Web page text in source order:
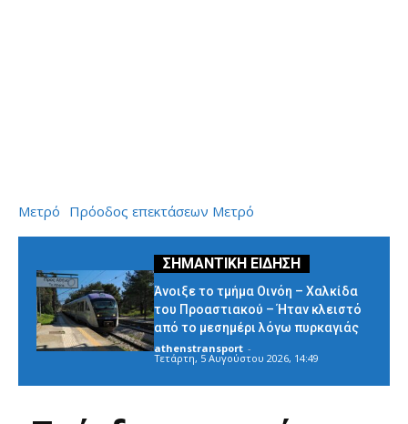
Μετρό Πρόοδος επεκτάσεων Μετρό
Άνοιξε το τμήμα Οινόη – Χαλκίδα
του Προαστιακού – Ήταν κλειστό
από το μεσημέρι λόγω πυρκαγιάς
athenstransport -
Τετάρτη, 5 Αυγούστου 2026, 14:49